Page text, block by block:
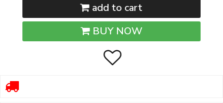
add to cart
BUY NOW